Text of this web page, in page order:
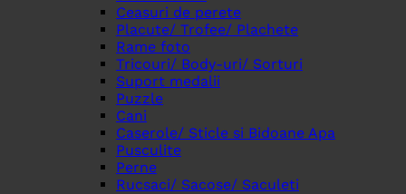
Ceasuri de perete
Placute/ Trofee/ Plachete
Rame foto
Tricouri/ Body-uri/ Sorturi
Suport medalii
Puzzle
Cani
Caserole/ Sticle si Bidoane Apa
Pusculite
Perne
Rucsaci/ Sacose/ Saculeti